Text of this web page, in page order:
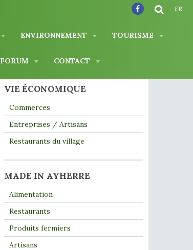
ENVIRONNEMENT TOURISME
FORUM CONTACT
FR
VIE ÉCONOMIQUE
Commerces
Entreprises / Artisans
Restaurants du village
MADE IN AYHERRE
Alimentation
Restaurants
Produits fermiers
Artisans